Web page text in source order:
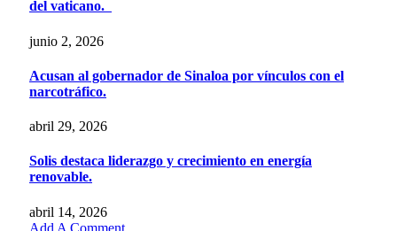
del vaticano.
junio 2, 2026
Acusan al gobernador de Sinaloa por vínculos con el
narcotráfico.
abril 29, 2026
Solis destaca liderazgo y crecimiento en energía
renovable.
abril 14, 2026
Add A Comment